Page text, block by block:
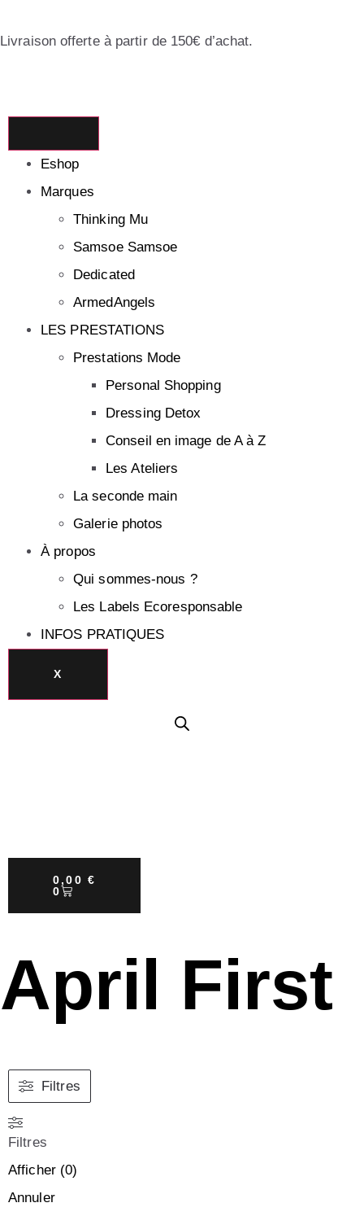
Livraison offerte à partir de 150€ d’achat.
Eshop
Marques
Thinking Mu
Samsoe Samsoe
Dedicated
ArmedAngels
LES PRESTATIONS
Prestations Mode
Personal Shopping
Dressing Detox
Conseil en image de A à Z
Les Ateliers
La seconde main
Galerie photos
À propos
Qui sommes-nous ?
Les Labels Ecoresponsable
INFOS PRATIQUES
X
0,00 €
0
April First
Filtres
Filtres
Afficher (0)
Annuler